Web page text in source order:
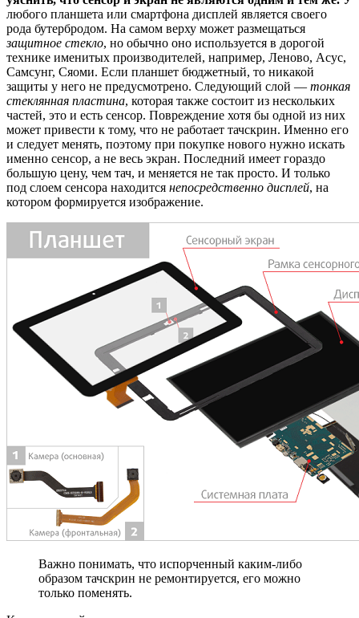
любого планшета или смартфона дисплей является своего
рода бутербродом. На самом верху может размещаться
защитное стекло, но обычно оно используется в дорогой
технике именитых производителей, например, Леново, Асус,
Самсунг, Сяоми. Если планшет бюджетный, то никакой
защиты у него не предусмотрено. Следующий слой — тонкая
стеклянная пластина, которая также состоит из нескольких
частей, это и есть сенсор. Повреждение хотя бы одной из них
может привести к тому, что не работает тачскрин. Именно его
и следует менять, поэтому при покупке нового нужно искать
именно сенсор, а не весь экран. Последний имеет гораздо
большую цену, чем тач, и меняется не так просто. И только
под слоем сенсора находится непосредственно дисплей, на
котором формируется изображение.
Важно понимать, что испорченный каким-либо
образом тачскрин не ремонтируется, его можно
только поменять.